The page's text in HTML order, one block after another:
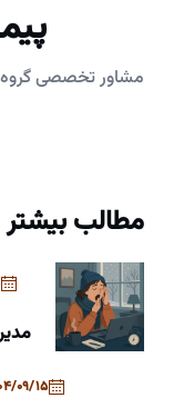
مشاور تخصصی گروه
مطالب بیشتر
09/15